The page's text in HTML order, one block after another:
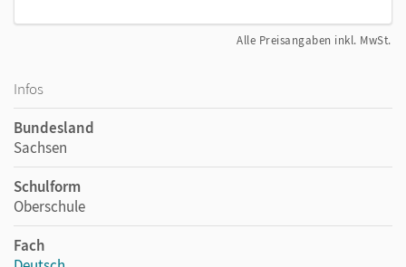
Alle Preisangaben inkl. MwSt.
Infos
Bundesland
Sachsen
Schulform
Oberschule
Fach